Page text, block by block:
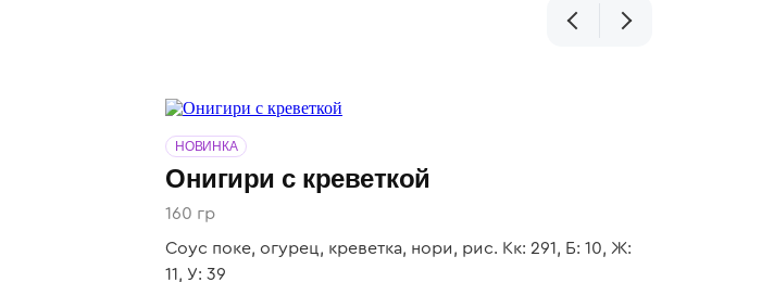
Онигири с креветкой
НОВИНКА
160 гр
Соус поке, огурец, креветка, нори, рис. Кк: 291, Б: 10, Ж:
11, У: 39